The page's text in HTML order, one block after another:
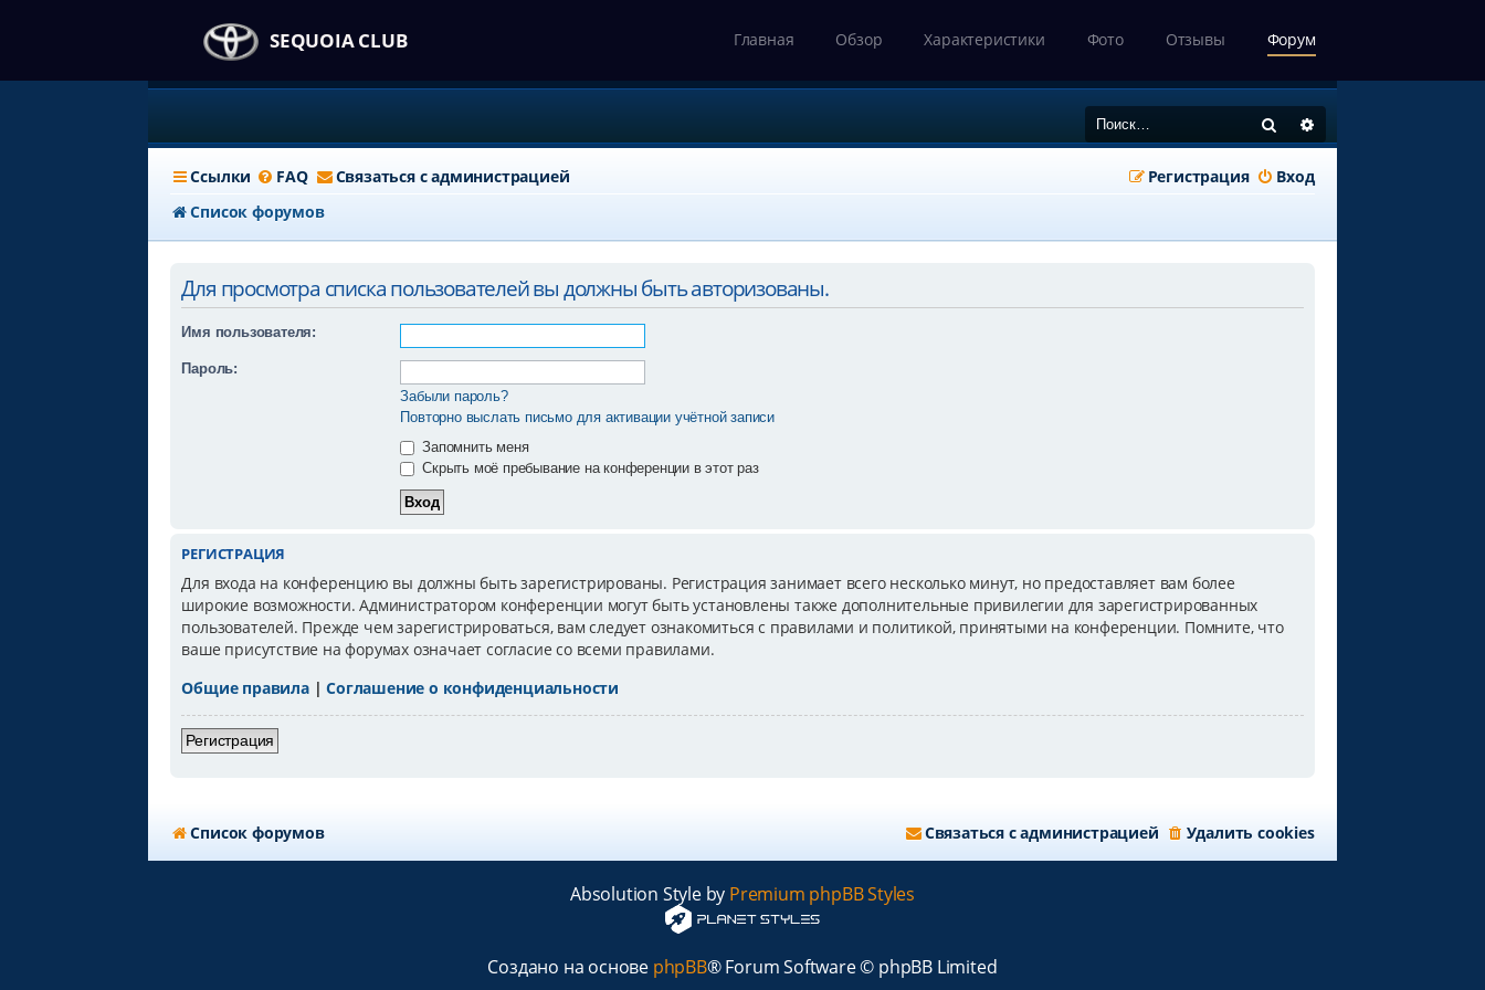
SEQUOIA CLUB Главная Обзор Характеристики Фото Отзывы Форум
Поиск
Ссылки FAQ Связаться с администрацией Вход
Регистрация
Список форумов
Для просмотра списка пользователей вы должны быть авторизованы.
Имя пользователя:
Пароль:
Забыли пароль?
Повторно выслать письмо для активации учётной записи
Запомнить меня
Скрыть моё пребывание на конференции в этот раз
РЕГИСТРАЦИЯ
Для входа на конференцию вы должны быть зарегистрированы. Регистрация занимает всего несколько минут, но предоставляет вам более
широкие возможности. Администратором конференции могут быть установлены также дополнительные привилегии для зарегистрированных
пользователей. Прежде чем зарегистрироваться, вам следует ознакомиться с правилами и политикой, принятыми на конференции. Помните, что
ваше присутствие на форумах означает согласие со всеми правилами.
Общие правила|Соглашение о конфиденциальности
Регистрация
Список форумов Удалить cookies
Связаться с администрацией
Absolution Style by Premium phpBB Styles
Создано на основе phpBB® Forum Software © phpBB Limited